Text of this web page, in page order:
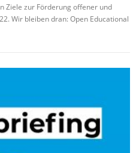
Ziele zur Förderung offener und
Wir bleiben dran: Open Educational